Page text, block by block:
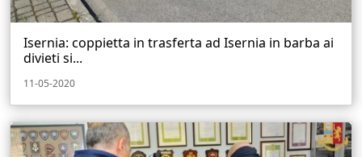
Isernia: coppietta in trasferta ad Isernia in barba ai
divieti si...
11-05-2020